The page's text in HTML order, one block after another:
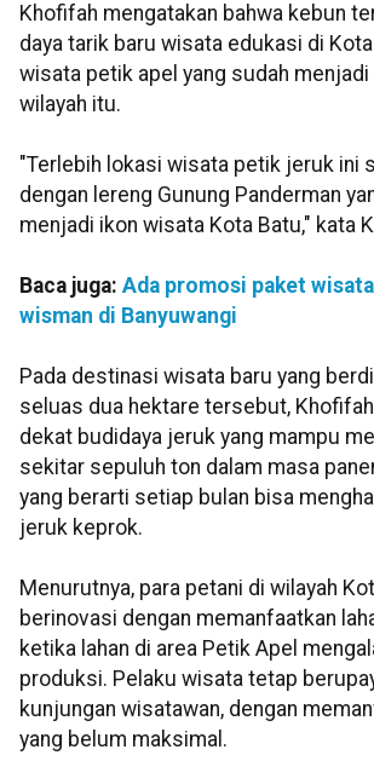
Khofifah mengatakan bahwa kebun
daya tarik baru wisata edukasi di
wisata petik apel yang sudah
wilayah itu.
"Terlebih lokasi wisata petik jeruk ini
dengan lereng Gunung Panderman
menjadi ikon wisata Kota Batu," kata
Baca juga: Ada promosi paket
wisman di Banyuwangi
Pada destinasi wisata baru yang
seluas dua hektare tersebut,
dekat budidaya jeruk yang mampu
sekitar sepuluh ton dalam masa
yang berarti setiap bulan bisa
jeruk keprok.
Menurutnya, para petani di wilayah
berinovasi dengan memanfaatkan
ketika lahan di area Petik Apel
produksi. Pelaku wisata tetap
kunjungan wisatawan, dengan
yang belum maksimal.